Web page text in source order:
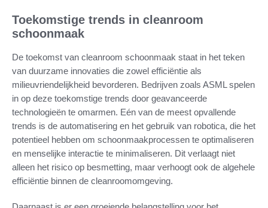
Toekomstige trends in cleanroom
schoonmaak
De toekomst van cleanroom schoonmaak staat in het teken
van duurzame innovaties die zowel efficiëntie als
milieuvriendelijkheid bevorderen. Bedrijven zoals ASML spelen
in op deze toekomstige trends door geavanceerde
technologieën te omarmen. Eén van de meest opvallende
trends is de automatisering en het gebruik van robotica, die het
potentieel hebben om schoonmaakprocessen te optimaliseren
en menselijke interactie te minimaliseren. Dit verlaagt niet
alleen het risico op besmetting, maar verhoogt ook de algehele
efficiëntie binnen de cleanroomomgeving.